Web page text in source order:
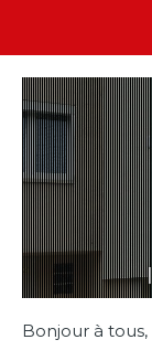
Bonjour à tous,